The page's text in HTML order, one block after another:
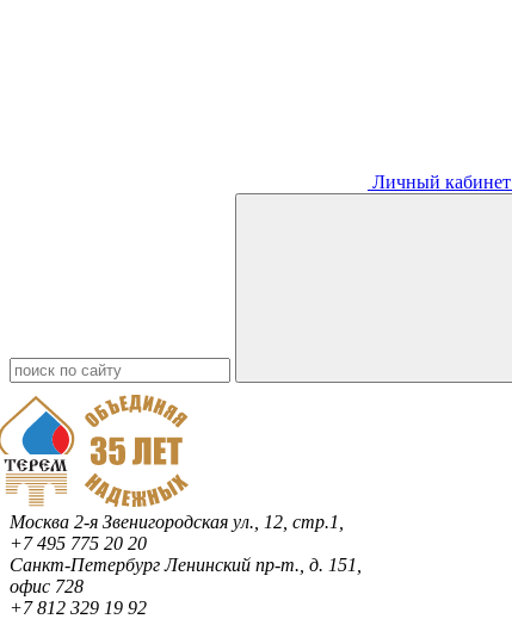
Личный кабинет
Москва 2-я Звенигородская ул., 12, стр.1,
+7 495 775 20 20
Санкт-ПетербургЛенинский пр-т., д. 151,
офис 728
+7 812 329 19 92